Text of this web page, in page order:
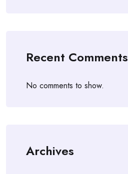
Recent Comments
No comments to show.
Archives